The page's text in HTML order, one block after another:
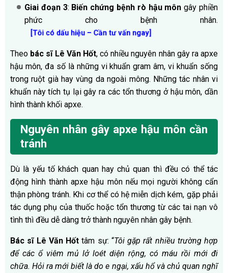
Giai đoạn 3: Biến chứng bệnh rò hậu môn gây phiền
phức cho bệnh nhân.
[Tôi có dấu hiệu – Cần tư vấn ngay]
Theo bác sĩ Lê Văn Hốt, có nhiều nguyên nhân gây ra apxe
hậu môn, đa số là những vi khuẩn gram âm, vi khuẩn sống
trong ruột già hay vùng da ngoài mông. Những tác nhân vi
khuẩn này tích tụ lại gây ra các tổn thương ở hậu môn, dần
hình thành khối apxe.
Nguyên nhân gây apxe hậu môn cần
tránh
Dù là yếu tố khách quan hay chủ quan thì đều có thể tác
động hình thành apxe hậu môn nếu mọi người không cẩn
thận phòng tránh. Khi cơ thể có hệ miễn dịch kém, gặp phải
tác dụng phụ của thuốc hoặc tổn thương từ các tai nạn vô
tình thì đều dễ dàng trở thành nguyên nhân gây bệnh.
Bác sĩ Lê Văn Hốttâm sự: “Tôi gặp rất nhiều trường hợp
để các ổ viêm mủ lở loét diện rộng, có máu rồi mới đi
chữa. Hỏi ra mới biết là do e ngại, xấu hổ và chủ quan nghĩ